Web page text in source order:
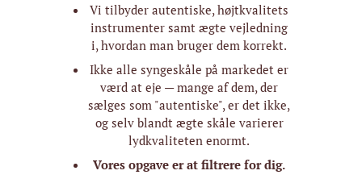
Vi tilbyder autentiske, højtkvalitets
instrumenter samt ægte vejledning
i, hvordan man bruger dem korrekt.
Ikke alle syngeskåle på markedet er
værd at eje — mange af dem, der
sælges som "autentiske", er det ikke,
og selv blandt ægte skåle varierer
lydkvaliteten enormt.
Vores opgave er at filtrere for dig.